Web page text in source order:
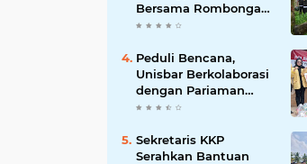
Bersama Rombongan
Jemput Aspirasi
Peduli Bencana,
Unisbar Berkolaborasi
dengan Pariaman
Women Power
untuk Korban Banjir di
Padang
Sekretaris KKP
Serahkan Bantuan